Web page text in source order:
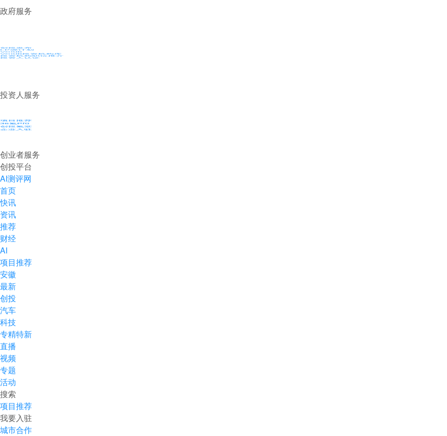
政府服务
创投发布
LP源计划
VClub
VClub投资机构库
投资机构职位推介
投资人认证
投资人服务
项目推荐
36氪Pro
创投氪堂
企业入驻
创业者服务
创投平台
AI测评网
首页
快讯
资讯
推荐
财经
AI
项目推荐
安徽
最新
创投
汽车
科技
专精特新
直播
视频
专题
活动
搜索
项目推荐
我要入驻
城市合作